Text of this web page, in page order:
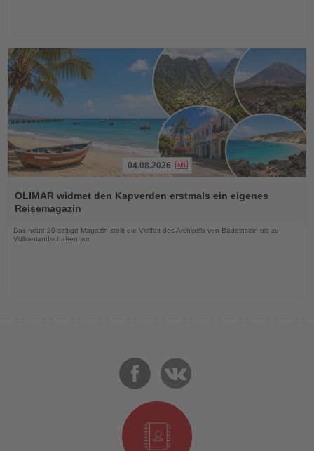
Sie
die
Nachrichten
04.08.2026
OLIMAR widmet den Kapverden erstmals ein eigenes
Reisemagazin
Das neue 20-seitige Magazin stellt die Vielfalt des Archipels von Badeinseln bis zu
Vulkanlandschaften vor